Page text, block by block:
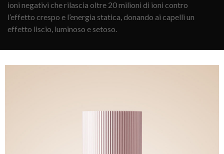
ioni negativi che rilascia oltre 20 milioni di ioni contro
l’effetto crespo e l’energia statica, donando ai capelli un
effetto liscio, luminoso e setoso.